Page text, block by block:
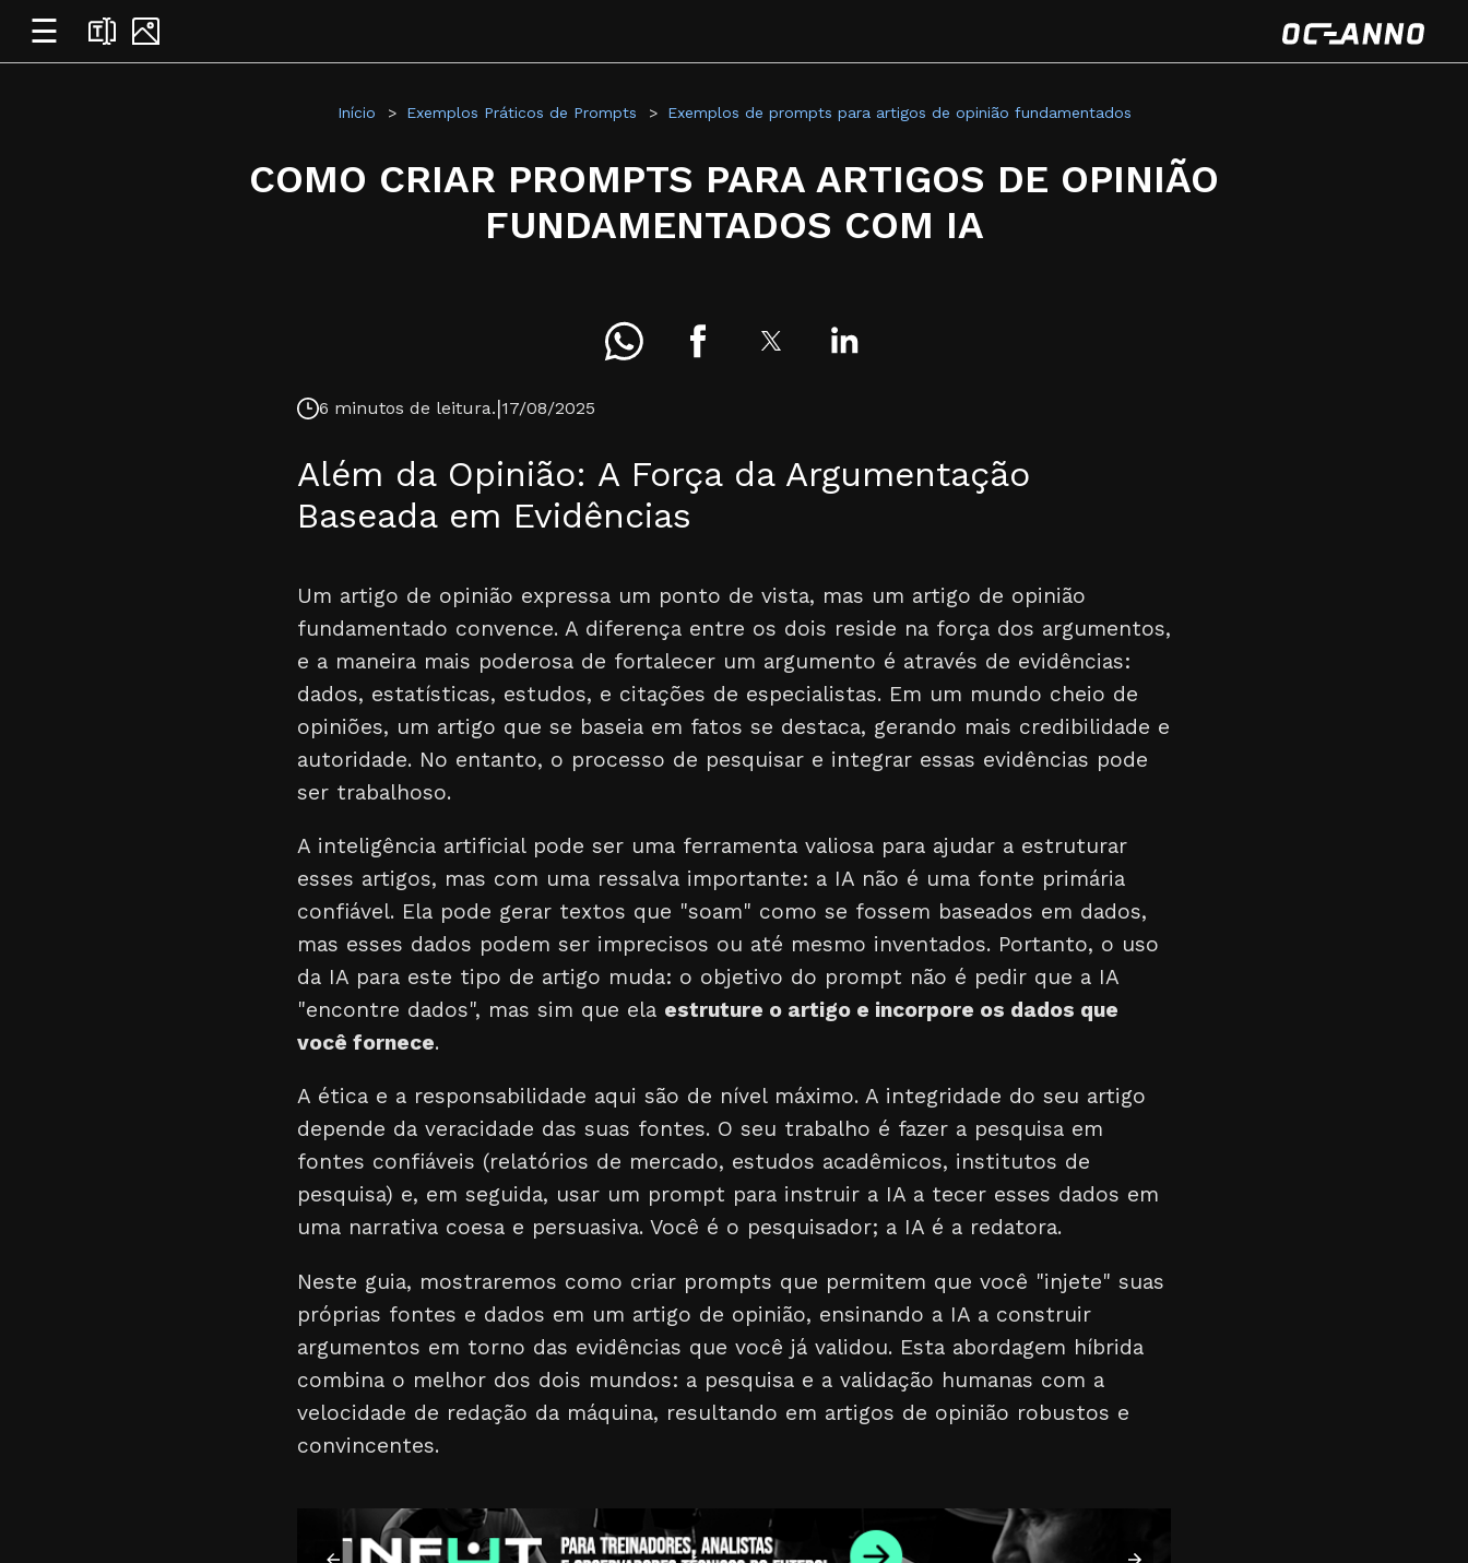
☰
Início Exemplos Práticos de Prompts Exemplos de prompts para artigos de opinião fundamentados
COMO CRIAR PROMPTS PARA ARTIGOS DE OPINIÃO
FUNDAMENTADOS COM IA
6 minutos de leitura.|17/08/2025
Além da Opinião: A Força da Argumentação
Baseada em Evidências
Um artigo de opinião expressa um ponto de vista, mas um artigo de opinião
fundamentado convence. A diferença entre os dois reside na força dos argumentos,
e a maneira mais poderosa de fortalecer um argumento é através de evidências:
dados, estatísticas, estudos, e citações de especialistas. Em um mundo cheio de
opiniões, um artigo que se baseia em fatos se destaca, gerando mais credibilidade e
autoridade. No entanto, o processo de pesquisar e integrar essas evidências pode
ser trabalhoso.
A inteligência artificial pode ser uma ferramenta valiosa para ajudar a estruturar
esses artigos, mas com uma ressalva importante: a IA não é uma fonte primária
confiável. Ela pode gerar textos que "soam" como se fossem baseados em dados,
mas esses dados podem ser imprecisos ou até mesmo inventados. Portanto, o uso
da IA para este tipo de artigo muda: o objetivo do prompt não é pedir que a IA
"encontre dados", mas sim que ela estruture o artigo e incorpore os dados que
você fornece.
A ética e a responsabilidade aqui são de nível máximo. A integridade do seu artigo
depende da veracidade das suas fontes. O seu trabalho é fazer a pesquisa em
fontes confiáveis (relatórios de mercado, estudos acadêmicos, institutos de
pesquisa) e, em seguida, usar um prompt para instruir a IA a tecer esses dados em
uma narrativa coesa e persuasiva. Você é o pesquisador; a IA é a redatora.
Neste guia, mostraremos como criar prompts que permitem que você "injete" suas
próprias fontes e dados em um artigo de opinião, ensinando a IA a construir
argumentos em torno das evidências que você já validou. Esta abordagem híbrida
combina o melhor dos dois mundos: a pesquisa e a validação humanas com a
velocidade de redação da máquina, resultando em artigos de opinião robustos e
convincentes.